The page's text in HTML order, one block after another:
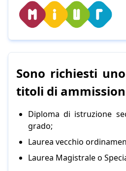
Sono richiesti
titoli di
Diploma di istruzione
grado;
Laurea vecchio
Laurea Magistrale o